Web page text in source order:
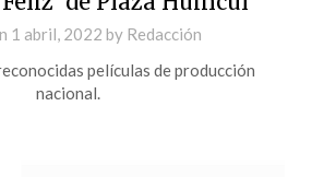
1 abril, 2022 by Redacción
películas de producción
nacional.